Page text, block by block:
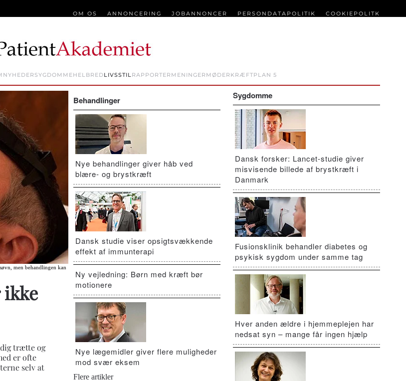
OM OS ANNONCERING JOBANNONCER PERSONDATAPOLITIK COOKIEPOLITK
NYHEDER SYGDOMMEHELBREDLIVSSTILRAPPORTER MENINGER MØDER KRÆFTPLAN 5
men behandlingen kan
ikke
trætte og
er ofte
selv at
Behandlinger
Nye behandlinger giver håb ved
blære- og brystkræft
Dansk studie viser opsigtsvækkende
effekt af immunterapi
Ny vejledning: Børn med kræft bør
motionere
Nye lægemidler giver flere muligheder
mod svær eksem
Flere artikler
Sygdomme
Dansk forsker: Lancet-studie giver
misvisende billede af brystkræft i
Danmark
Fusionsklinik behandler diabetes og
psykisk sygdom under samme tag
Hver anden ældre i hjemmeplejen har
nedsat syn – mange får ingen hjælp